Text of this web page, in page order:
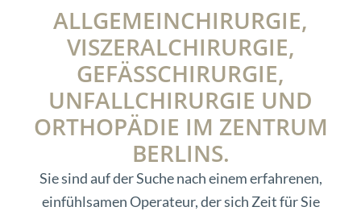
ALLGEMEINCHIRURGIE,
VISZERALCHIRURGIE,
GEFÄSSCHIRURGIE,
UNFALLCHIRURGIE UND
ORTHOPÄDIE IM ZENTRUM
BERLINS.
Sie sind auf der Suche nach einem erfahrenen,
einfühlsamen Operateur, der sich Zeit für Sie